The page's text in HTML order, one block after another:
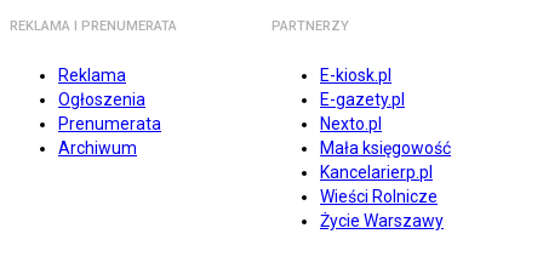
REKLAMA I PRENUMERATA
Reklama
Ogłoszenia
Prenumerata
Archiwum
PARTNERZY
E-kiosk.pl
E-gazety.pl
Nexto.pl
Mała księgowość
Kancelarierp.pl
Wieści Rolnicze
Życie Warszawy